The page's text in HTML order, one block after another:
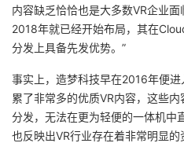
内容缺乏恰恰也是大多数VR企业
2018年就已经开始布局，其在
分发上具备先发优势。”
事实上，造梦科技早在2016年便
累了非常多的优质VR内容，这些
分发，无法在更为轻便的一体机中
也反映出VR行业存在着非常明显